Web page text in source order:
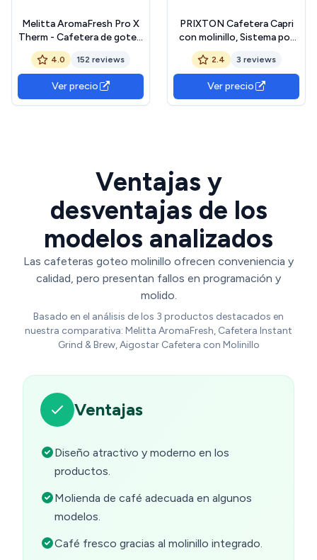
Melitta AromaFresh Pro X
Therm - Cafetera de goteo
con molinillo integrado,
cafetera de filtro con jarra
térmica y depósito de agua
extraíble, máquina de café
para hasta 8 tazas, negro
4.0 152 reviews
Ver precio
PRIXTON Cafetera Capri
con molinillo, Sistema por
goteo, Vaso de acero
inoxidable con tapa, 600 W
2.4 3 reviews
Ver precio
Ventajas y
desventajas de los
modelos analizados
Las cafeteras goteo molinillo ofrecen conveniencia y
calidad, pero presentan fallos en programación y
molido.
Basado en el análisis de los 3 productos destacados en
nuestra comparativa: Melitta AromaFresh, Cafetera Instant
Grind & Brew, Aigostar Cafetera con Molinillo
Ventajas
Diseño atractivo y moderno en los
productos.
Molienda de café adecuada en algunos
modelos.
Café fresco gracias al molinillo integrado.